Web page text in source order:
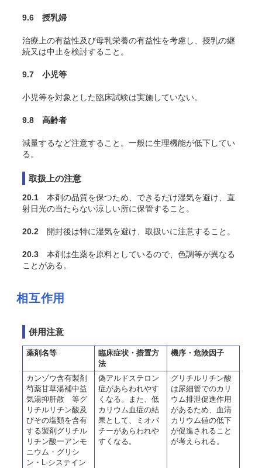
9.6 授乳婦
治療上の有益性及び母乳栄養の有益性を考慮し、授乳の継
続又は中止を検討すること。
9.7 小児等
小児等を対象とした臨床試験は実施していない。
9.8 高齢者
減量するなど注意すること。一般に生理機能が低下してい
る。
取扱上の注意
20.1 本剤の品質を保つため、できるだけ湿気を避け、直
射日光の当たらない涼しい所に保管すること。
20.2 開封後は特に湿気を避け、取扱いに注意すること。
20.3 本剤は生薬を原料としているので、色調等が異なる
ことがある。
相互作用
併用注意
薬剤名等
臨床症状・措置方
法
機序・危険因子
カンゾウ含有製剤
芍薬甘草湯補中益
気湯抑肝散 等グ
リチルリチン酸及
びその塩類を含有
する製剤グリチル
リチン酸一アンモ
ニウム・グリシ
ン・L-システイン
偽アルドステロン
症があらわれやす
くなる。また、低
カリウム血症の結
果として、ミオパ
チーがあらわれや
すくなる。
グリチルリチン酸
は尿細管でのカリ
ウム排泄促進作用
があるため、血清
カリウム値の低下
が促進されること
が考えられる。